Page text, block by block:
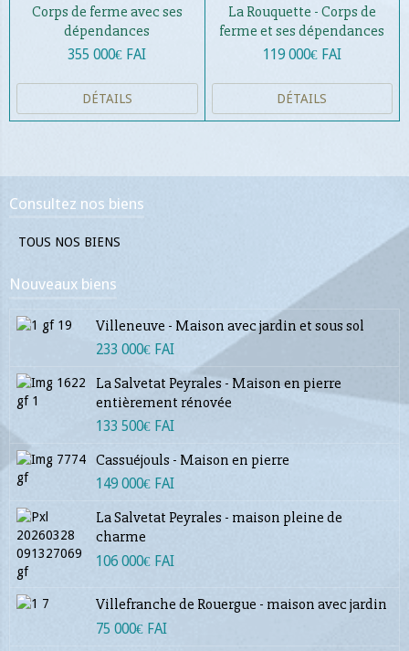
Corps de ferme avec ses
dépendances
355 000€ FAI
DÉTAILS
La Rouquette - Corps de
ferme et ses dépendances
119 000€ FAI
DÉTAILS
Consultez nos biens
TOUS NOS BIENS
Nouveaux biens
Villeneuve - Maison avec jardin et sous sol
233 000€ FAI
La Salvetat Peyrales - Maison en pierre
entièrement rénovée
133 500€ FAI
Cassuéjouls - Maison en pierre
149 000€ FAI
La Salvetat Peyrales - maison pleine de
charme
106 000€ FAI
Villefranche de Rouergue - maison avec jardin
75 000€ FAI